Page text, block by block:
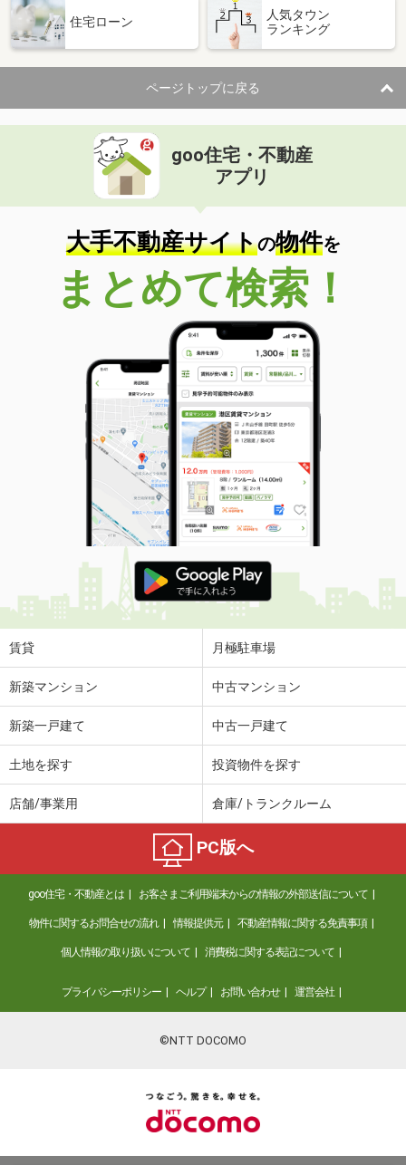
住宅ローン
人気タウン
ランキング
ページトップに戻る
goo住宅・不動産
アプリ
大手不動産サイトの物件を
まとめて検索！
賃貸 月極駐車場
新築マンション 中古マンション
新築一戸建て 中古一戸建て
土地を探す 投資物件を探す
店舗/事業用 倉庫/トランクルーム
PC版へ
goo住宅・不動産とは お客さまご利用端末からの情報の外部送信について
物件に関するお問合せの流れ 情報提供元 不動産情報に関する免責事項
個人情報の取り扱いについて 消費税に関する表記について
プライバシーポリシー ヘルプ お問い合わせ 運営会社
©NTT DOCOMO